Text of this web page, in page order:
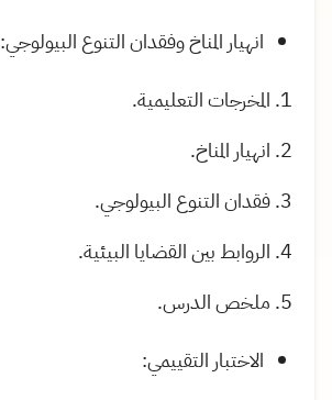
انهيار المناخ وفقدان التنوع البيولوجي:
المخرجات التعليمية.
انهيار المناخ.
فقدان التنوع البيولوجي.
الروابط بين القضايا البيئية.
ملخص الدرس.
الاختبار التقييمي: